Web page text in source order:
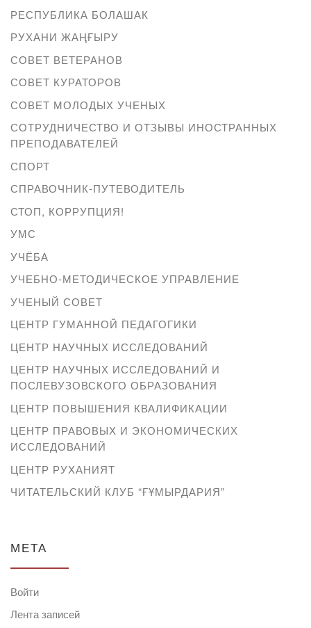
РЕСПУБЛИКА БОЛАШАК
РУХАНИ ЖАҢҒЫРУ
СОВЕТ ВЕТЕРАНОВ
СОВЕТ КУРАТОРОВ
СОВЕТ МОЛОДЫХ УЧЕНЫХ
СОТРУДНИЧЕСТВО И ОТЗЫВЫ ИНОСТРАННЫХ
ПРЕПОДАВАТЕЛЕЙ
СПОРТ
СПРАВОЧНИК-ПУТЕВОДИТЕЛЬ
СТОП, КОРРУПЦИЯ!
УМС
УЧЁБА
УЧЕБНО-МЕТОДИЧЕСКОЕ УПРАВЛЕНИЕ
УЧЕНЫЙ СОВЕТ
ЦЕНТР ГУМАННОЙ ПЕДАГОГИКИ
ЦЕНТР НАУЧНЫХ ИССЛЕДОВАНИЙ
ЦЕНТР НАУЧНЫХ ИССЛЕДОВАНИЙ И
ПОСЛЕВУЗОВСКОГО ОБРАЗОВАНИЯ
ЦЕНТР ПОВЫШЕНИЯ КВАЛИФИКАЦИИ
ЦЕНТР ПРАВОВЫХ И ЭКОНОМИЧЕСКИХ
ИССЛЕДОВАНИЙ
ЦЕНТР РУХАНИЯТ
ЧИТАТЕЛЬСКИЙ КЛУБ “ҒҰМЫРДАРИЯ”
МЕТА
Войти
Лента записей